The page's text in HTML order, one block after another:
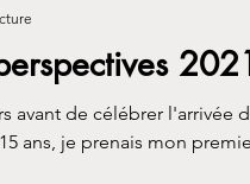
avant de célébrer l'arrivée
ans, je prenais mon